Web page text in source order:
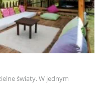
światy. W jednym